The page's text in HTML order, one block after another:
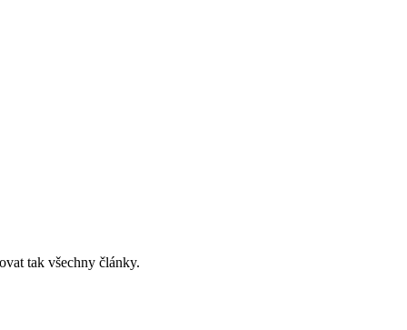
tak všechny články.